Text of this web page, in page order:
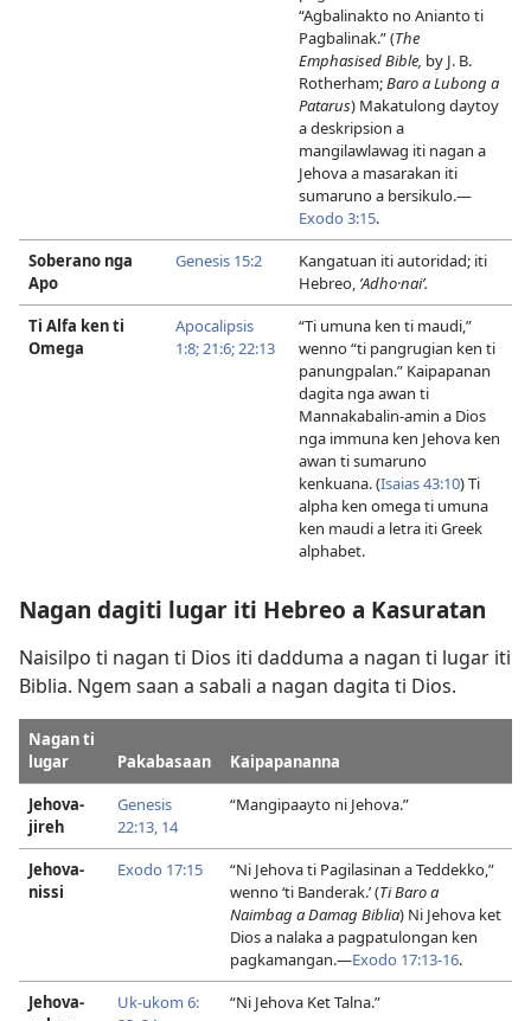
“Agbalinakto no Anianto ti
Pagbalinak.” (The
Emphasised Bible, by J. B.
Rotherham;Baro a Lubong a
Patarus) Makatulong daytoy
a deskripsion a
mangilawlawag iti nagan a
Jehova a masarakan iti
sumaruno a bersikulo.​—
Exodo 3:​15.
Soberano nga
Apo
Genesis 15:2
Kangatuan iti autoridad; iti
Hebreo, ʼAdho·naiʹ.
Ti Alfa ken ti
Omega
Apocalipsis
1:8;21:6;22:13
“Ti umuna ken ti maudi,”
wenno “ti pangrugian ken ti
panungpalan.” Kaipapanan
dagita nga awan ti
Mannakabalin-amin a Dios
nga immuna ken Jehova ken
awan ti sumaruno
kenkuana. (Isaias 43:10) Ti
alpha ken omega ti umuna
ken maudi a letra iti Greek
alphabet.
Nagan dagiti lugar iti Hebreo a Kasuratan
Naisilpo ti nagan ti Dios iti dadduma a nagan ti lugar iti
Biblia. Ngem saan a sabali a nagan dagita ti Dios.
Nagan ti
lugar
Pakabasaan
Kaipapananna
Jehova-
jireh
Genesis
22:13, 14
“Mangipaayto ni Jehova.”
Jehova-
nissi
Exodo 17:15
“Ni Jehova ti Pagilasinan a Teddekko,”
wenno ‘ti Banderak.’ (Ti Baro a
Naimbag a Damag Biblia) Ni Jehova ket
Dios a nalaka a pagpatulongan ken
pagkamangan.​—Exodo 17:13-​16.
Jehova-
Uk-ukom 6:​
“Ni Jehova Ket Talna.”